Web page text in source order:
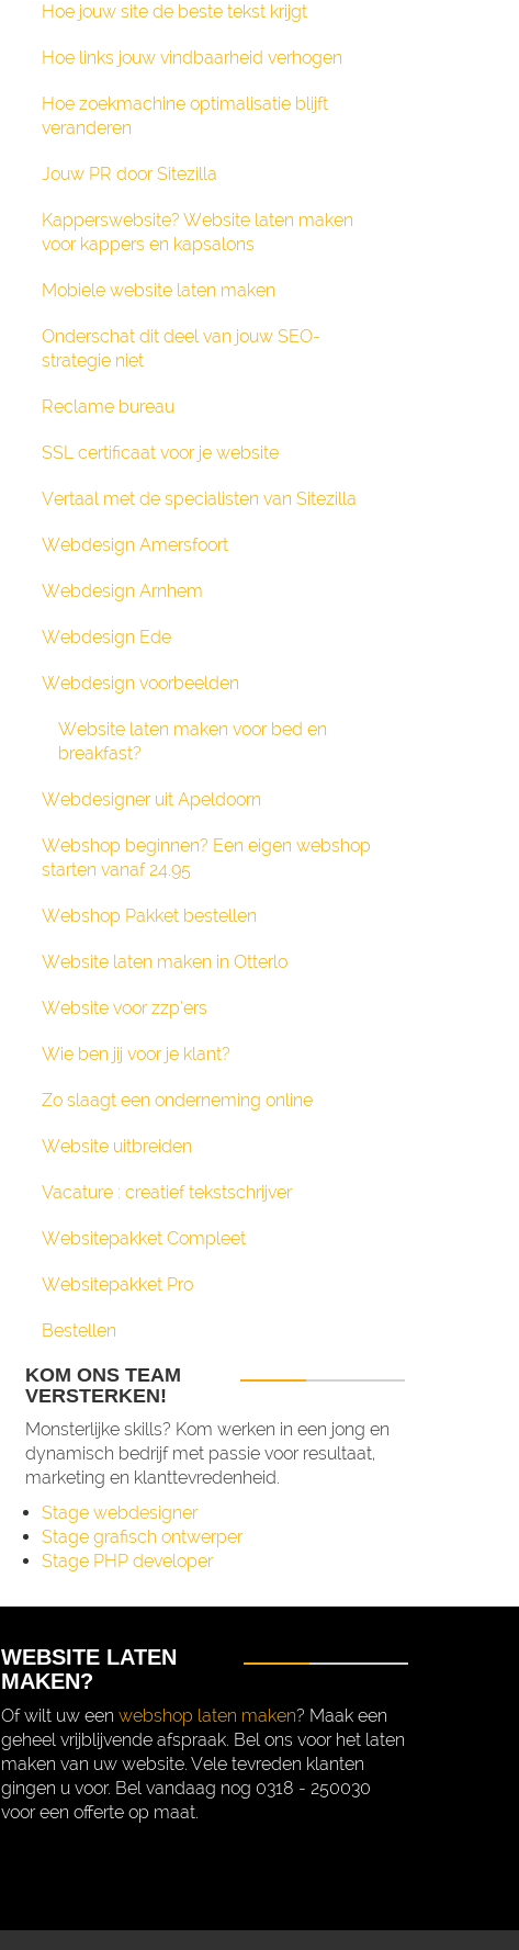
Hoe jouw site de beste tekst krijgt
Hoe links jouw vindbaarheid verhogen
Hoe zoekmachine optimalisatie blijft
veranderen
Jouw PR door Sitezilla
Kapperswebsite? Website laten maken
voor kappers en kapsalons
Mobiele website laten maken
Onderschat dit deel van jouw SEO-
strategie niet
Reclame bureau
SSL certificaat voor je website
Vertaal met de specialisten van Sitezilla
Webdesign Amersfoort
Webdesign Arnhem
Webdesign Ede
Webdesign voorbeelden
Website laten maken voor bed en
breakfast?
Webdesigner uit Apeldoorn
Webshop beginnen? Een eigen webshop
starten vanaf 24.95
Webshop Pakket bestellen
Website laten maken in Otterlo
Website voor zzp’ers
Wie ben jij voor je klant?
Zo slaagt een onderneming online
Website uitbreiden
Vacature : creatief tekstschrijver
Websitepakket Compleet
Websitepakket Pro
Bestellen
KOM ONS TEAM
VERSTERKEN!
Monsterlijke skills? Kom werken in een jong en
dynamisch bedrijf met passie voor resultaat,
marketing en klanttevredenheid.
Stage webdesigner
Stage grafisch ontwerper
Stage PHP developer
WEBSITE LATEN
MAKEN?
Of wilt uw een webshop laten maken? Maak een
geheel vrijblijvende afspraak. Bel ons voor het laten
maken van uw website. Vele tevreden klanten
gingen u voor. Bel vandaag nog 0318 - 250030
voor een offerte op maat.